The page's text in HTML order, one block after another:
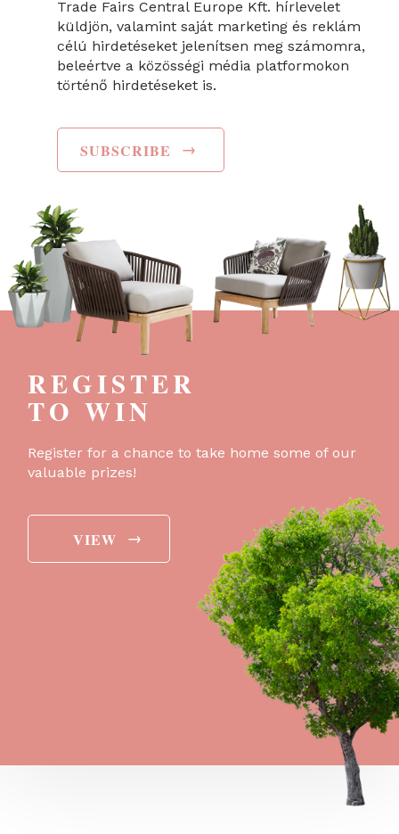
Trade Fairs Central Europe Kft. hírlevelet
küldjön, valamint saját marketing és reklám
célú hirdetéseket jelenítsen meg számomra,
beleértve a közösségi média platformokon
történő hirdetéseket is.
SUBSCRIBE →
REGISTER
TO WIN
Register for a chance to take home some of our
valuable prizes!
VIEW →